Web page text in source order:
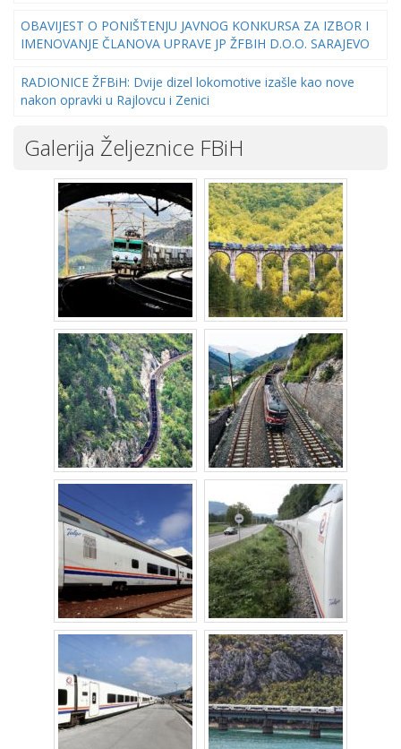
OBAVIJEST O PONIŠTENJU JAVNOG KONKURSA ZA IZBOR I
IMENOVANJE ČLANOVA UPRAVE JP ŽFBIH D.O.O. SARAJEVO
RADIONICE ŽFBiH: Dvije dizel lokomotive izašle kao nove
nakon opravki u Rajlovcu i Zenici
Galerija Željeznice FBiH